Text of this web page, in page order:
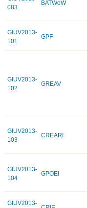
083
BATWoW
GIUV2013-
101
GPF
GIUV2013-
102
GREAV
GIUV2013-
103
CREARI
GIUV2013-
104
GPOEI
GIUV2013-